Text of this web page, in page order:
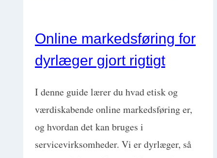
Online markedsføring for
dyrlæger gjort rigtigt
I denne guide lærer du hvad etisk og
værdiskabende online markedsføring er,
og hvordan det kan bruges i
servicevirksomheder. Vi er dyrlæger, så